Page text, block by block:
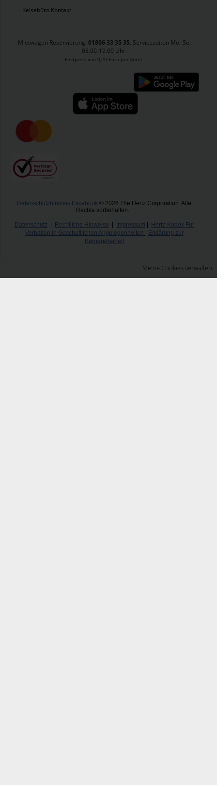
Reisebüro Kontakt
Mietwagen Reservierung: 01806 33 35 35. Servicezeiten Mo.-So.
08.00-19.00 Uhr.
Festpreis von 0,20 Euro pro Anruf
Datenschutzhinweis Facebook © 2026 The Hertz Corporation. Alle
Rechte vorbehalten.
Datenschutz Rechtliche Hinweise Impressum
Hertz-Kodex Fur
Verhalten In Geschaftlichen Angelegenheiten
Erklärung zur
Barrierefreiheit
Meine Cookies verwalten